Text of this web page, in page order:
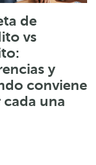
de
vs
y
conviene
cada una